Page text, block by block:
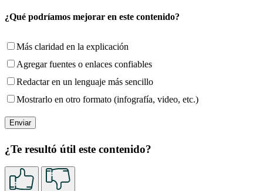
¿Qué podríamos mejorar en este contenido?
Más claridad en la explicación
Agregar fuentes o enlaces confiables
Redactar en un lenguaje más sencillo
Mostrarlo en otro formato (infografía, video, etc.)
¿Te resultó útil este contenido?